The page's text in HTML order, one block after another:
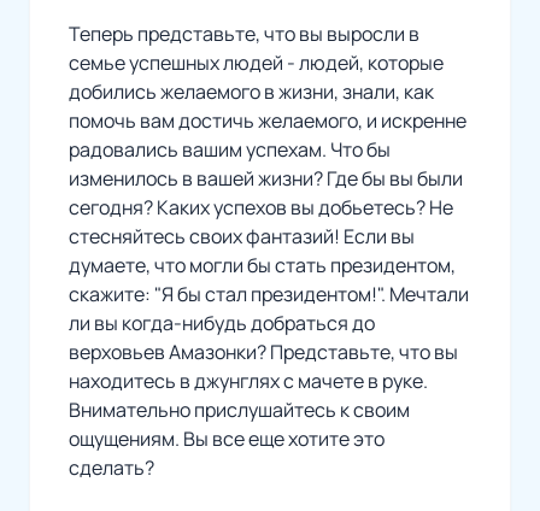
Теперь представьте, что вы выросли в
семье успешных людей - людей, которые
добились желаемого в жизни, знали, как
помочь вам достичь желаемого, и искренне
радовались вашим успехам. Что бы
изменилось в вашей жизни? Где бы вы были
сегодня? Каких успехов вы добьетесь? Не
стесняйтесь своих фантазий! Если вы
думаете, что могли бы стать президентом,
скажите: "Я бы стал президентом!". Мечтали
ли вы когда-нибудь добраться до
верховьев Амазонки? Представьте, что вы
находитесь в джунглях с мачете в руке.
Внимательно прислушайтесь к своим
ощущениям. Вы все еще хотите это
сделать?